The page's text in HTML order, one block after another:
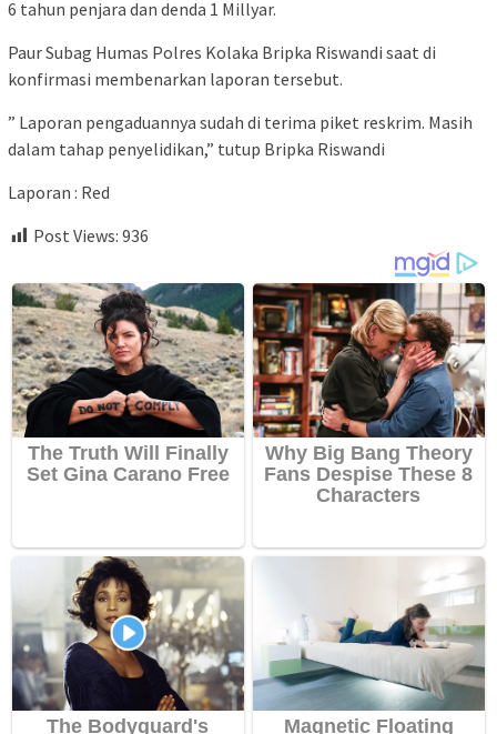
6 tahun penjara dan denda 1 Millyar.
Paur Subag Humas Polres Kolaka Bripka Riswandi saat di
konfirmasi membenarkan laporan tersebut.
” Laporan pengaduannya sudah di terima piket reskrim. Masih
dalam tahap penyelidikan,” tutup Bripka Riswandi
Laporan : Red
Post Views: 936